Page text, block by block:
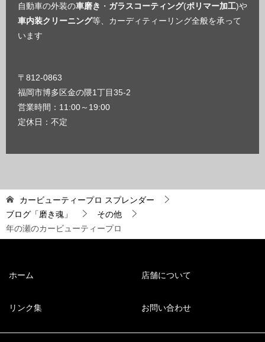
自動車の外装の車磨き ・ ガラスコーティング(ポリマー加工)や
車内装クリーニング等、カーディティーリング全般を承って
います
〒812-0863
福岡市博多区金の隈1丁目35-2
営業時間：11:00～19:00
定休日：不定
カービューティープロ スプレンダー
ブログ「磨き魂」
その他
年の瀬のカービューティープロ
ホーム 店舗について
リンク集 お問い合わせ